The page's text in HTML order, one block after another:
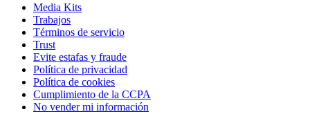
Media Kits
Trabajos
Términos de servicio
Trust
Evite estafas y fraude
Política de privacidad
Política de cookies
Cumplimiento de la CCPA
No vender mi información